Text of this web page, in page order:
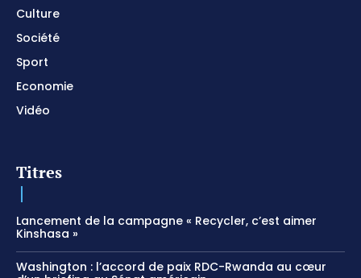
Culture
Société
Sport
Economie
Vidéo
Titres
Lancement de la campagne « Recycler, c’est aimer
Kinshasa »
Washington : l’accord de paix RDC-Rwanda au cœur